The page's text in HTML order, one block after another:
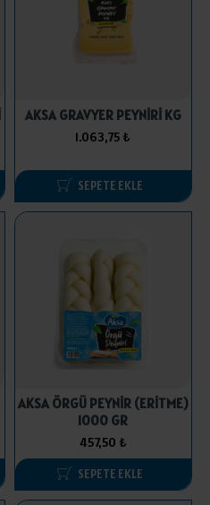
AKSA GRAVYER PEYNİRİ KG
1.063,75 ₺
SEPETE EKLE
AKSA ÖRGÜ PEYNİR (ERİTME)
1000 GR
457,50 ₺
SEPETE EKLE